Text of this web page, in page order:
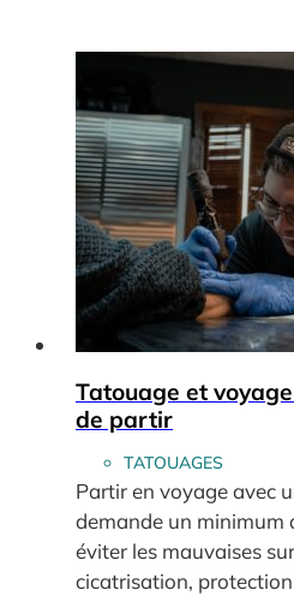
Tatouage et
de partir
TATOUAGES
Partir en voyage avec
demande un minimum
éviter les mauvaises
cicatrisation,